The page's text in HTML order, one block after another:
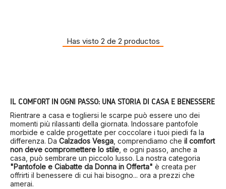
Has visto 2 de 2 productos
IL COMFORT IN OGNI PASSO: UNA STORIA DI CASA E BENESSERE
Rientrare a casa e togliersi le scarpe può essere uno dei
momenti più rilassanti della giornata. Indossare pantofole
morbide e calde progettate per coccolare i tuoi piedi fa la
differenza. Da Calzados Vesga, comprendiamo che il comfort
non deve compromettere lo stile, e ogni passo, anche a
casa, può sembrare un piccolo lusso. La nostra categoria
"Pantofole e Ciabatte da Donna in Offerta" è creata per
offrirti il benessere di cui hai bisogno... ora a prezzi che
amerai.